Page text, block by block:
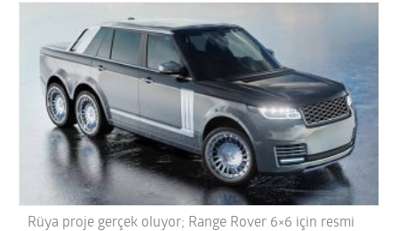
Rüya proje gerçek oluyor; Range Rover 6×6 için resmi